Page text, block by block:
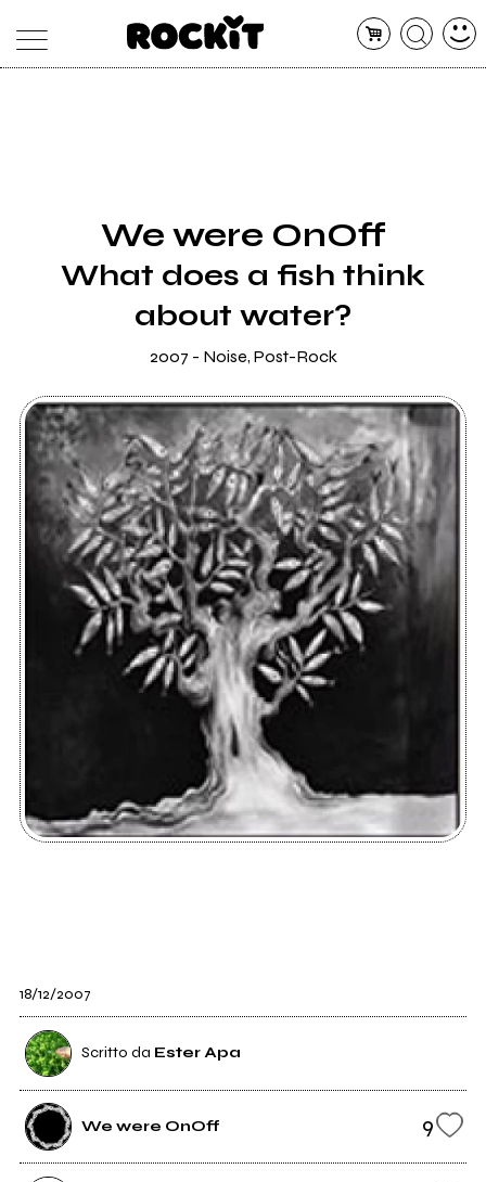
SHOP
RADIO
We were OnOff
What does a fish think
about water?
2007 - Noise, Post-Rock
18/12/2007
Scritto da Ester Apa
We were OnOff 9